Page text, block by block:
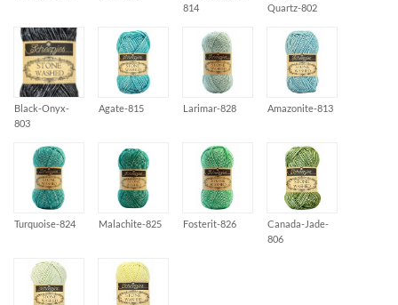
814
Quartz-802
Black-Onyx-
803
Agate-815 Larimar-828 Amazonite-813
Turquoise-824 Malachite-825 Fosterit-826
Canada-Jade-
806